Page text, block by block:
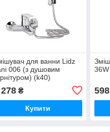
для ванни Lidz
006 (з душовим
(k40)
₴
Купити
598